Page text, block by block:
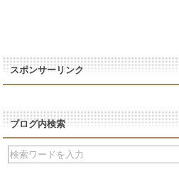
スポンサーリンク
ブログ内検索